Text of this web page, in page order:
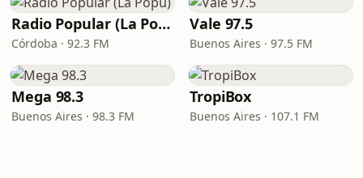
Radio Popular (La Popu)
Córdoba · 92.3 FM
Vale 97.5
Buenos Aires · 97.5 FM
Mega 98.3
Buenos Aires · 98.3 FM
TropiBox
Buenos Aires · 107.1 FM